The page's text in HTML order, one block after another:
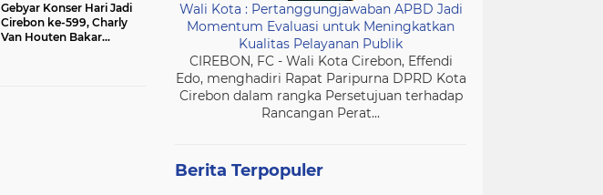
Gebyar Konser Hari Jadi
Cirebon ke-599, Charly
Van Houten Bakar
Wali Kota : Pertanggungjawaban APBD Jadi
Momentum Evaluasi untuk Meningkatkan
Kualitas Pelayanan Publik
CIREBON, FC - Wali Kota Cirebon, Effendi
Edo, menghadiri Rapat Paripurna DPRD Kota
Cirebon dalam rangka Persetujuan terhadap
Rancangan Perat...
Berita Terpopuler